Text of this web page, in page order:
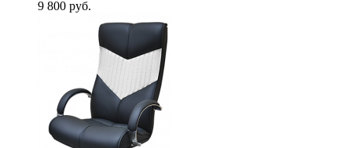
9 800 руб.